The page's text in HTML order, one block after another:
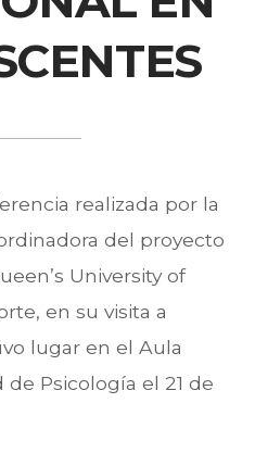
realizada por la
del proyecto
University of
en su visita a
lugar en el Aula
Psicología el 21 de